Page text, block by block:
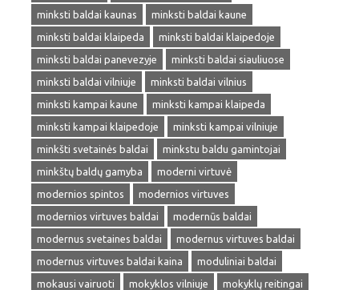
minksti baldai kaunas
minksti baldai kaune
minksti baldai klaipeda
minksti baldai klaipedoje
minksti baldai panevezyje
minksti baldai siauliuose
minksti baldai vilniuje
minksti baldai vilnius
minksti kampai kaune
minksti kampai klaipeda
minksti kampai klaipedoje
minksti kampai vilniuje
minkšti svetainės baldai
minkstu baldu gamintojai
minkštų baldų gamyba
moderni virtuvė
modernios spintos
modernios virtuves
modernios virtuves baldai
modernūs baldai
modernus svetaines baldai
modernus virtuves baldai
modernus virtuves baldai kaina
moduliniai baldai
mokausi vairuoti
mokyklos vilniuje
mokyklų reitingai